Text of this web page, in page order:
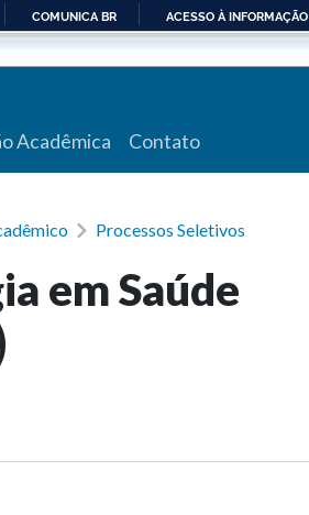
PARA
COMUNICA BR ACESSO À INFORMAÇÃO
Acadêmica Contato
Processos Seletivos
em Saúde